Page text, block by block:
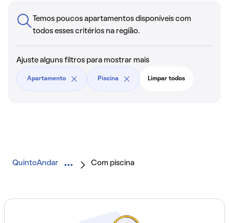
Temos poucos apartamentos disponíveis com
todos esses critérios na região.
Ajuste alguns filtros para mostrar mais
Apartamento Piscina Limpar todos
QuintoAndar Com piscina